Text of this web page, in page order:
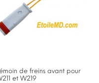
de freins avant pour
et W219